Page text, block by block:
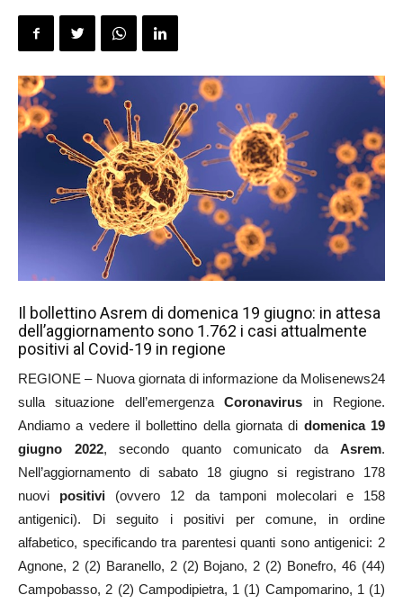
Il bollettino Asrem di domenica 19 giugno: in attesa
dell’aggiornamento sono 1.762 i casi attualmente
positivi al Covid-19 in regione
REGIONE – Nuova giornata di informazione da Molisenews24
sulla situazione dell’emergenzaCoronavirus in Regione.
Andiamo a vedere il bollettino della giornata di domenica 19
giugno 2022, secondo quanto comunicato da Asrem.
Nell’aggiornamento di sabato 18 giugno si registrano 178
nuovi positivi (ovvero 12 da tamponi molecolari e 158
antigenici). Di seguito i positivi per comune, in ordine
alfabetico, specificando tra parentesi quanti sono antigenici: 2
Agnone, 2 (2) Baranello, 2 (2) Bojano, 2 (2) Bonefro, 46 (44)
Campobasso, 2 (2) Campodipietra, 1 (1) Campomarino, 1 (1)